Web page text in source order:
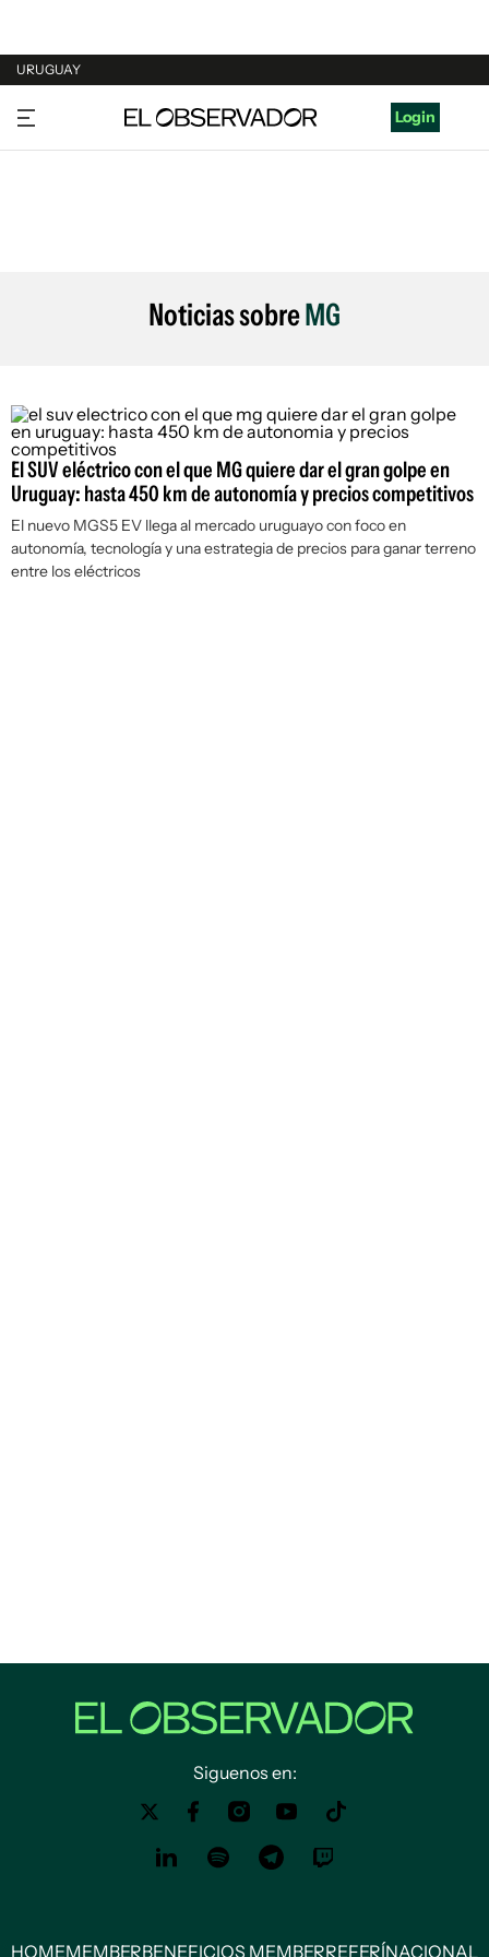
URUGUAY
URUGUAY
ARGENTINA
Login
Noticias sobreMG
El SUV eléctrico con el que MG quiere dar el gran golpe en
Uruguay: hasta 450 km de autonomía y precios competitivos
El nuevo MGS5 EV llega al mercado uruguayo con foco en
autonomía, tecnología y una estrategia de precios para ganar terreno
entre los eléctricos
Siguenos en:
HOMEMEMBERBENEFICIOS MEMBERREFERÍNACIONAL